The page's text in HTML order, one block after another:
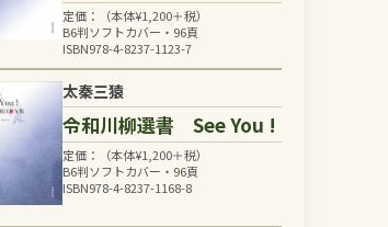
定価：（本体¥1,200＋税）
B6判ソフトカバー・96頁
ISBN978-4-8237-1123-7
太秦三猿
令和川柳選書 See You !
定価：（本体¥1,200＋税）
B6判ソフトカバー・96頁
ISBN978-4-8237-1168-8